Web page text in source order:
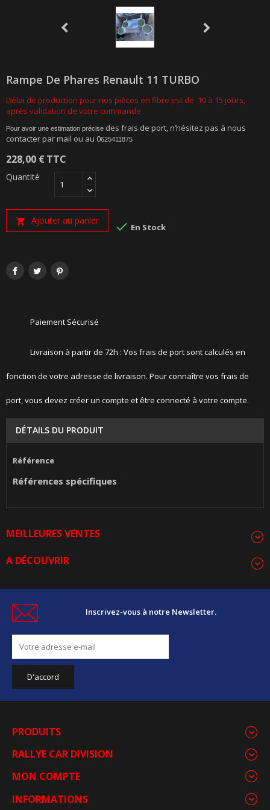
Rampe De Phares Renault 11 TURBO
Délai de production pour nos pièces en fibre est de 10 à 15 jours,
après validation de votre commande
Pour avoir une estimation précise des frais de port, n’hésitez pas à nous
contacter par mail ou au 0625411875
228,00 €TTC
Quantité
 Ajouter au panier  En Stock
Paiement Sécurisé
Livraison à partir de 72h : Vos frais de port sont calculés en
fonction de votre adresse de livraison. Pour connaître vos frais de
port, vous devez créer un compte et être connecté à votre compte.
DÉTAILS DU PRODUIT
Référence
Références spécifiques
MEILLEURES VENTES
A DÉCOUVRIR
Inscrivez-vous à notre Newsletter.
PRODUITS
RALLYE CAR DIVISION
MON COMPTE
INFORMATIONS